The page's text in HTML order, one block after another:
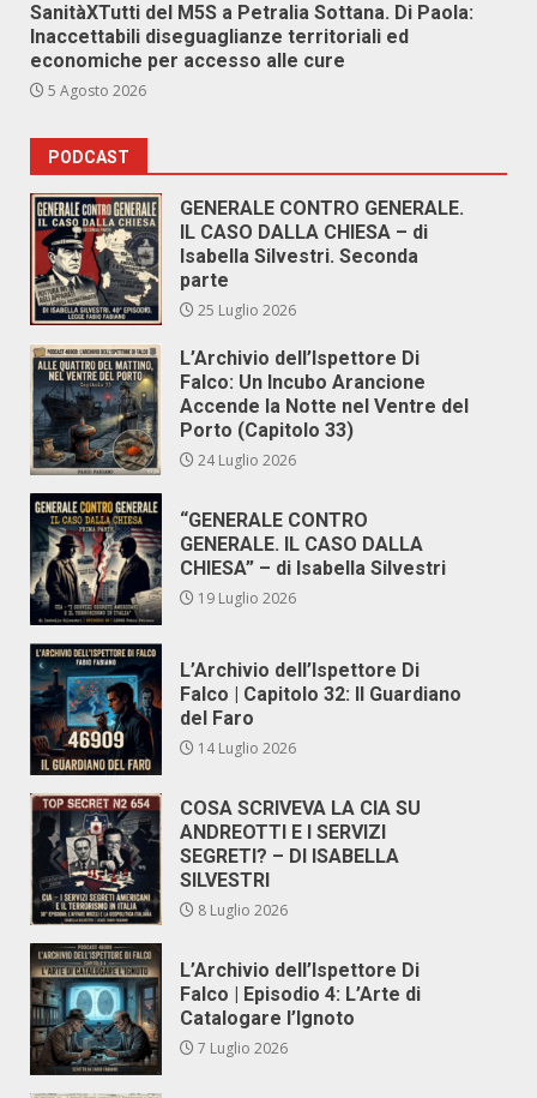
SanitàXTutti del M5S a Petralia Sottana. Di Paola:
Inaccettabili diseguaglianze territoriali ed
economiche per accesso alle cure
5 Agosto 2026
PODCAST
GENERALE CONTRO GENERALE.
IL CASO DALLA CHIESA – di
Isabella Silvestri. Seconda
parte
25 Luglio 2026
L’Archivio dell’Ispettore Di
Falco: Un Incubo Arancione
Accende la Notte nel Ventre del
Porto (Capitolo 33)
24 Luglio 2026
“GENERALE CONTRO
GENERALE. IL CASO DALLA
CHIESA” – di Isabella Silvestri
19 Luglio 2026
L’Archivio dell’Ispettore Di
Falco | Capitolo 32: Il Guardiano
del Faro
14 Luglio 2026
COSA SCRIVEVA LA CIA SU
ANDREOTTI E I SERVIZI
SEGRETI? – DI ISABELLA
SILVESTRI
8 Luglio 2026
L’Archivio dell’Ispettore Di
Falco | Episodio 4: L’Arte di
Catalogare l’Ignoto
7 Luglio 2026